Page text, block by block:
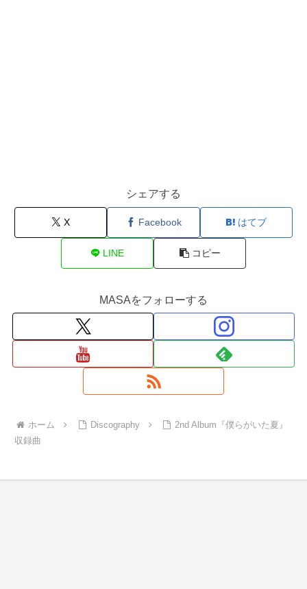
シェアする
X Facebook はてブ
LINE コピー
MASAをフォローする
ホーム Discography
2nd Album『僕らがいた夏』
収録曲